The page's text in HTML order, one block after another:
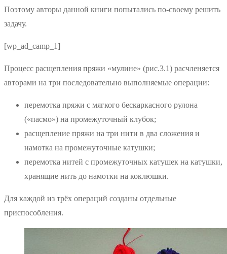
Поэтому авторы данной книги попытались по-своему решить
задачу.
[wp_ad_camp_1]
Процесс расщепления пряжи «мулине» (рис.3.1) расчленяется
авторами на три последовательно выполняемые операции:
перемотка пряжи с мягкого бескаркасного рулона
(«пасмо») на промежуточный клубок;
расщепление пряжи на три нити в два сложения и
намотка на промежуточные катушки;
перемотка нитей с промежуточных катушек на катушки,
хранящие нить до намотки на коклюшки.
Для каждой из трёх операций созданы отдельные
приспособления.